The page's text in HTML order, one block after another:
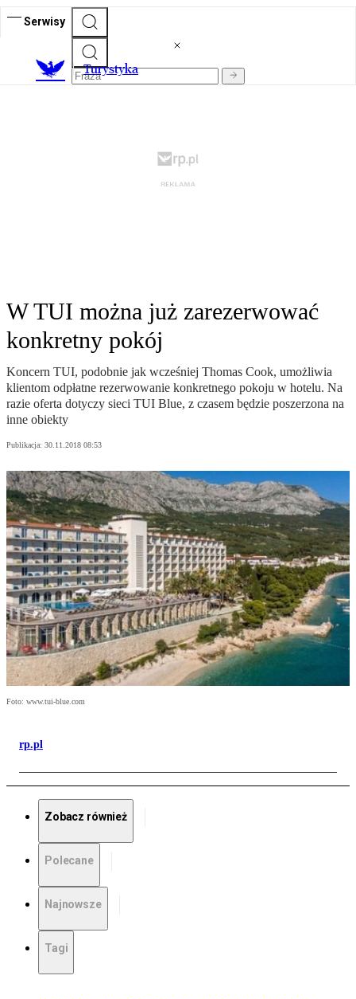
Serwisy
Turystyka
W TUI można już zarezerwować
konkretny pokój
Koncern TUI, podobnie jak wcześniej Thomas Cook, umożliwia
klientom odpłatne rezerwowanie konkretnego pokoju w hotelu. Na
razie oferta dotyczy sieci TUI Blue, z czasem będzie poszerzona na
inne obiekty
Publikacja: 30.11.2018 08:53
Foto: www.tui-blue.com
rp.pl
Zobacz również
Polecane
Najnowsze
Tagi